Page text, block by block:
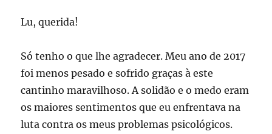
Lu, querida!
Só tenho o que lhe agradecer. Meu ano de 2017
foi menos pesado e sofrido graças à este
cantinho maravilhoso. A solidão e o medo eram
os maiores sentimentos que eu enfrentava na
luta contra os meus problemas psicológicos.